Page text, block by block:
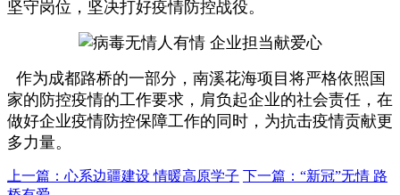
坚守岗位，坚决打好疫情防控战役。
作为成都路桥的一部分，南溪花海项目将严格依照国
家的防控疫情的工作要求，肩负起企业的社会责任，在
做好企业疫情防控保障工作的同时，为抗击疫情贡献更
多力量。
上一篇：心系边疆建设 情暖高原学子 下一篇：“新冠”无情 路